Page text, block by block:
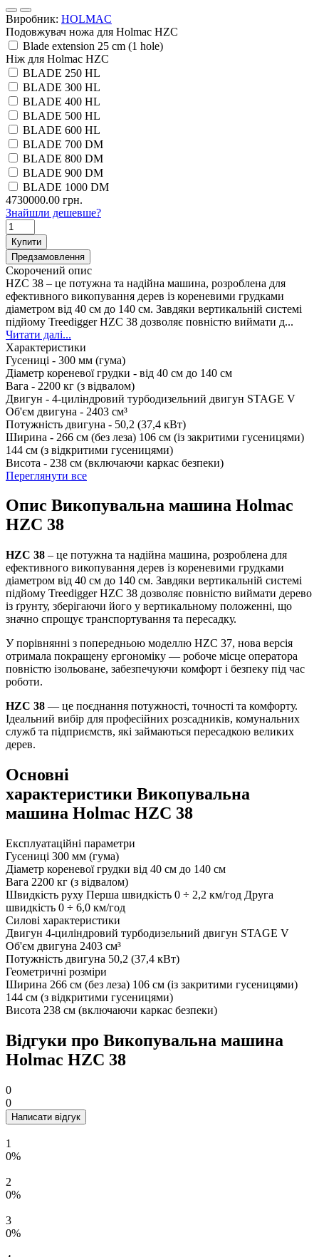
Виробник: HOLMAC
Подовжувач ножа для Holmac HZC
Blade extension 25 cm (1 hole)
Ніж для Holmac HZC
BLADE 250 HL
BLADE 300 HL
BLADE 400 HL
BLADE 500 HL
BLADE 600 HL
BLADE 700 DM
BLADE 800 DM
BLADE 900 DM
BLADE 1000 DM
4730000.00 грн.
Знайшли дешевше?
Купити
Предзамовлення
Скорочений опис
HZC 38 – це потужна та надійна машина, розроблена для
ефективного викопування дерев із кореневими грудками
діаметром від 40 см до 140 см. Завдяки вертикальній системі
підйому Treedigger HZC 38 дозволяє повністю виймати д...
Читати далі...
Характеристики
Гусениці - 300 мм (гума)
Діаметр кореневої грудки - від 40 см до 140 см
Вага - 2200 кг (з відвалом)
Двигун - 4-циліндровий турбодизельний двигун STAGE V
Об'єм двигуна - 2403 см³
Потужність двигуна - 50,2 (37,4 кВт)
Ширина - 266 см (без леза) 106 см (із закритими гусеницями)
144 см (з відкритими гусеницями)
Висота - 238 см (включаючи каркас безпеки)
Переглянути все
Опис Викопувальна машина Holmac
HZC 38
HZC 38 – це потужна та надійна машина, розроблена для
ефективного викопування дерев із кореневими грудками
діаметром від 40 см до 140 см. Завдяки вертикальній системі
підйому Treedigger HZC 38 дозволяє повністю виймати дерево
із ґрунту, зберігаючи його у вертикальному положенні, що
значно спрощує транспортування та пересадку.
У порівнянні з попередньою моделлю HZC 37, нова версія
отримала покращену ергономіку — робоче місце оператора
повністю ізольоване, забезпечуючи комфорт і безпеку під час
роботи.
HZC 38 — це поєднання потужності, точності та комфорту.
Ідеальний вибір для професійних розсадників, комунальних
служб та підприємств, які займаються пересадкою великих
дерев.
Основні
характеристики Викопувальна
машина Holmac HZC 38
Експлуатаційні параметри
Гусениці 300 мм (гума)
Діаметр кореневої грудки від 40 см до 140 см
Вага 2200 кг (з відвалом)
Швидкість руху Перша швидкість 0 ÷ 2,2 км/год Друга
швидкість 0 ÷ 6,0 км/год
Силові характеристики
Двигун 4-циліндровий турбодизельний двигун STAGE V
Об'єм двигуна 2403 см³
Потужність двигуна 50,2 (37,4 кВт)
Геометричні розміри
Ширина 266 см (без леза) 106 см (із закритими гусеницями)
144 см (з відкритими гусеницями)
Висота 238 см (включаючи каркас безпеки)
Відгуки про Викопувальна машина
Holmac HZC 38
0
0
Написати відгук
1
0%
2
0%
3
0%